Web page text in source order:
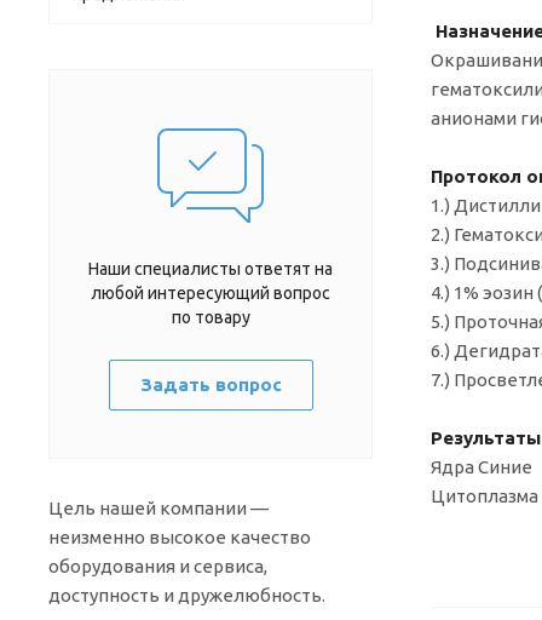
анионами
Протокол
1.)
2.)
3.)
4.) 1%
5.)
6.)
7.)
Ядра Синие
Цитоплазма
Наши специалисты ответят на
любой интересующий вопрос
по товару
Задать вопрос
Цель нашей компании —
неизменно высокое качество
оборудования и сервиса,
доступность и дружелюбность.